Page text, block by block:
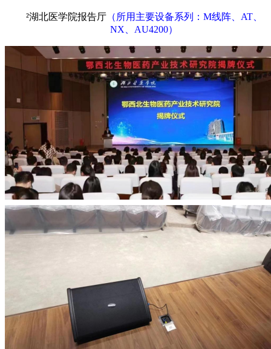
²湖北医学院报告厅（所用主要设备系列： M线阵、AT、
NX、AU4200）